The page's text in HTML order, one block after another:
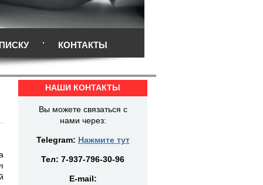
КОНТАКТЫ
НАШИ КОНТАКТЫ
Вы можете связаться с
нами через:
Telegram: Нажмите тут
Тел: 7-937-796-30-96
E-mail: